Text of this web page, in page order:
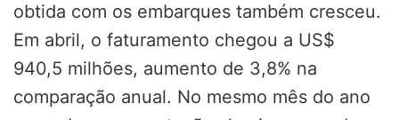
obtida com os embarques também cresceu.
Em abril, o faturamento chegou a US$
940,5 milhões, aumento de 3,8% na
comparação anual. No mesmo mês do ano